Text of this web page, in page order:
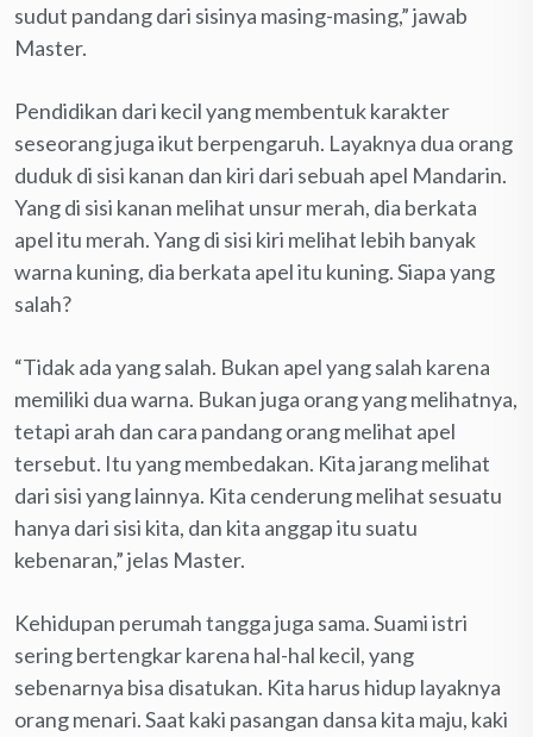
sudut pandang dari sisinya masing-masing,” jawab
Master.
Pendidikan dari kecil yang membentuk karakter
seseorang juga ikut berpengaruh. Layaknya dua orang
duduk di sisi kanan dan kiri dari sebuah apel Mandarin.
Yang di sisi kanan melihat unsur merah, dia berkata
apel itu merah. Yang di sisi kiri melihat lebih banyak
warna kuning, dia berkata apel itu kuning. Siapa yang
salah?
“Tidak ada yang salah. Bukan apel yang salah karena
memiliki dua warna. Bukan juga orang yang melihatnya,
tetapi arah dan cara pandang orang melihat apel
tersebut. Itu yang membedakan. Kita jarang melihat
dari sisi yang lainnya. Kita cenderung melihat sesuatu
hanya dari sisi kita, dan kita anggap itu suatu
kebenaran,” jelas Master.
Kehidupan perumah tangga juga sama. Suami istri
sering bertengkar karena hal-hal kecil, yang
sebenarnya bisa disatukan. Kita harus hidup layaknya
orang menari. Saat kaki pasangan dansa kita maju, kaki